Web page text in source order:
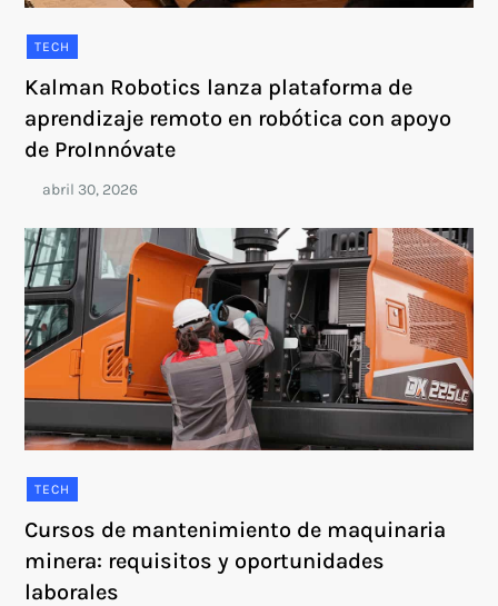
TECH
Kalman Robotics lanza plataforma de
aprendizaje remoto en robótica con apoyo
de ProInnóvate
TECH
Cursos de mantenimiento de maquinaria
minera: requisitos y oportunidades
laborales